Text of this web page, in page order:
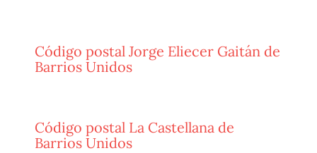
Código postal Jorge Eliecer Gaitán de
Barrios Unidos
Código postal La Castellana de
Barrios Unidos